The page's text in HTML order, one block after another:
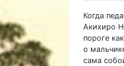
Когда
Акихиро
пороге
о
сама